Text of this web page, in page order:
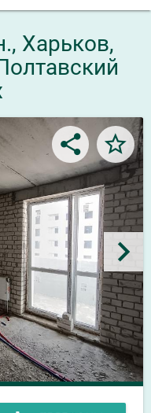
Харьков,
share star_border
keyboard_arrow_right